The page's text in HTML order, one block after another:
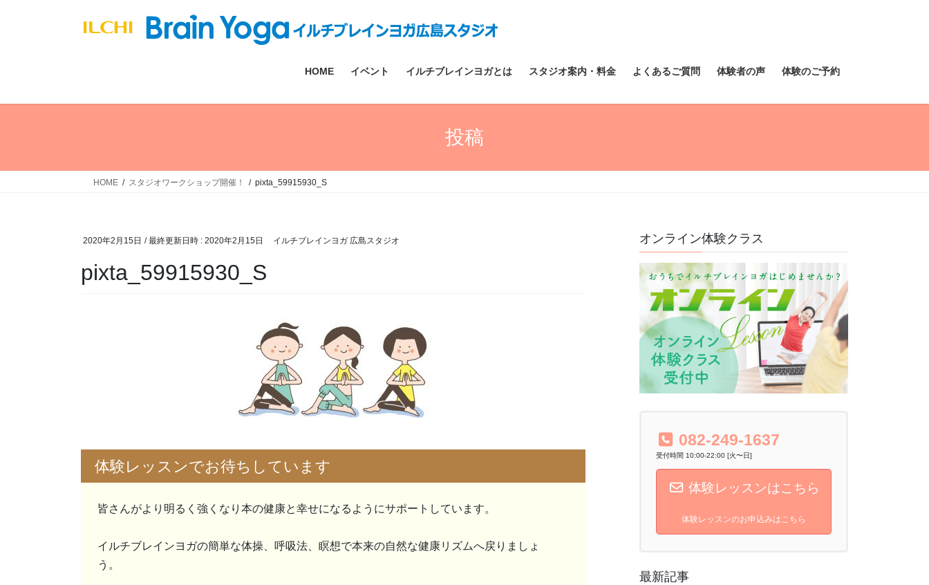
ス
ン
HOME イベント イルチブレインヨガとは スタジオ案内・料金 よくあるご質問 体験者の声 体験のご予約
投稿
HOME スタジオワークショップ開催！ pixta_59915930_S
2020年2月15日 / 最終更新日時 : 2020年2月15日 イルチブレインヨガ 広島スタジオ
pixta_59915930_S
体験レッスンでお待ちしています
皆さんがより明るく強くなり本の健康と幸せになるようにサポートしています。
イルチブレインヨガの簡単な体操、呼吸法、瞑想で本来の自然な健康リズムへ戻りましょ
う。
オンライン体験クラス
082-249-1637
受付時間 10:00-22:00 [火〜日]
体験レッスンはこちら
体験レッスンのお申込みはこちら
最新記事